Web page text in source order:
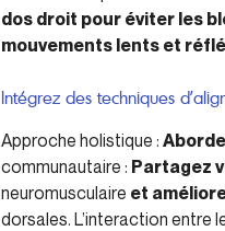
dos droit pour éviter les
mouvements lents et
Intégrez des techniques
Approche holistique :
communautaire : Partagez
neuromusculaire et
dorsales. L’interaction entre